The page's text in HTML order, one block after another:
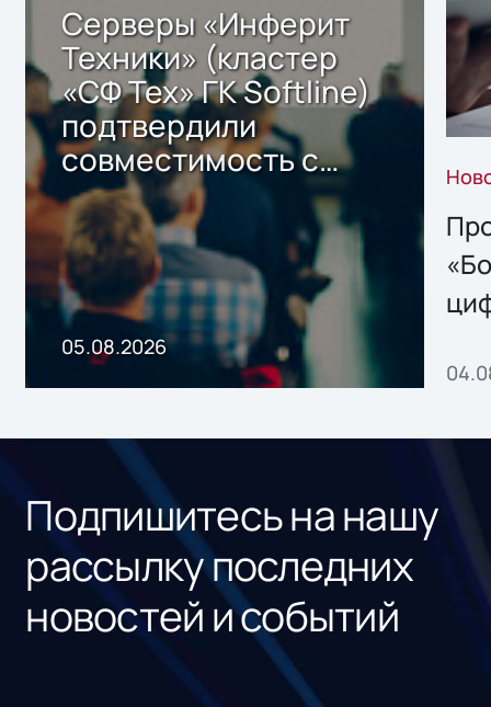
Серверы «Инферит
Техники» (кластер
«СФ Тех» ГК Softline)
подтвердили
совместимость с
решением Sharx
Storage 2.x для
хранения данных
05.08.2026
Подпишитесь на нашу
рассылку последних
новостей и событий